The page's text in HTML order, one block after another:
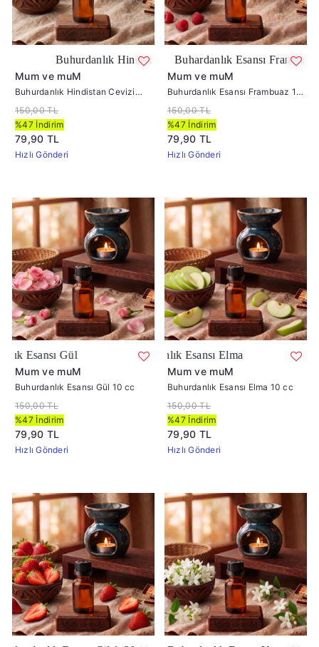
Hindistan Cevizi Esansı 10 cc
Mum ve muM
Buhurdanlık Hindistan Cevizi
Esansı 10 cc
150,00 TL
%47 İndirim
79,90 TL
Hızlı Gönderi
Buhardanlık Esansı Frambuaz 10 cc
Mum ve muM
Buhurdanlık Esansı Frambuaz 10
cc
150,00 TL
%47 İndirim
79,90 TL
Hızlı Gönderi
Buhardanlık Esansı Gül
Mum ve muM
Buhurdanlık Esansı Gül 10 cc
150,00 TL
%47 İndirim
79,90 TL
Hızlı Gönderi
Mum ve muM
Buhurdanlık Esansı Elma 10 cc
150,00 TL
%47 İndirim
79,90 TL
Hızlı Gönderi